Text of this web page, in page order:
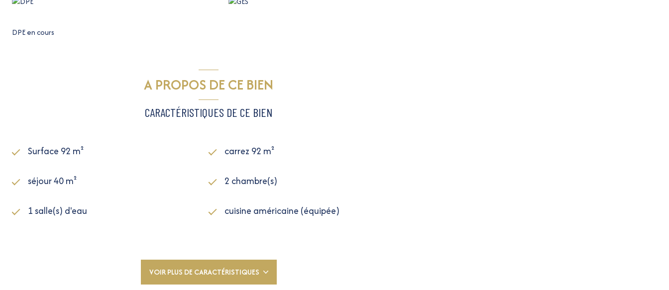
DPE en cours
A PROPOS DE CE BIEN
CARACTÉRISTIQUES DE CE BIEN
Surface 92 m² carrez 92 m²
séjour 40 m² 2 chambre(s)
1 salle(s) d'eau cuisine américaine (équipée)
7 étage(s)
VOIR PLUS DE CARACTÉRISTIQUES